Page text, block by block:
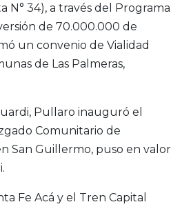
N° 34), a través del Programa
de 70.000.000 de
un convenio de Vialidad
de Las Palmeras,
Pullaro inauguró el
Comunitario de
San Guillermo, puso en valor
Fe Acá y el Tren Capital